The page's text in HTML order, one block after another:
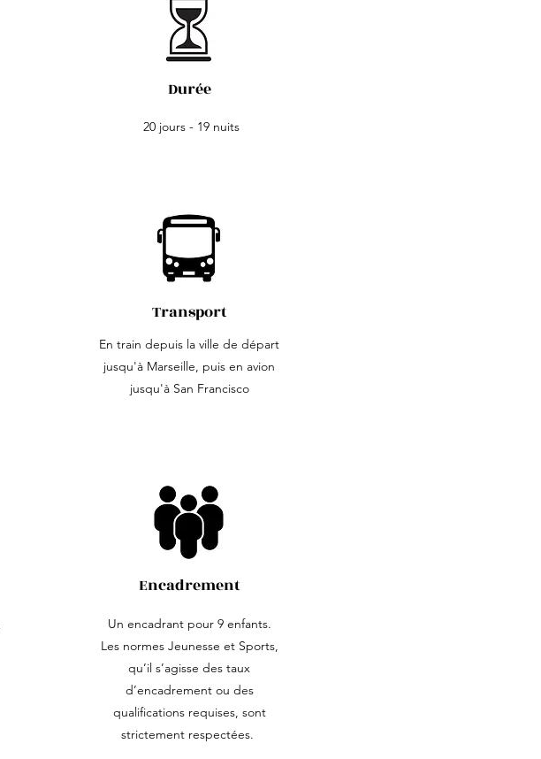
Durée
20 jours - 19 nuits
Transport
En train depuis la ville de départ
jusqu'à Marseille, puis en avion
jusqu'à San Francisco
Encadrement
Un encadrant pour 9 enfants.
Les normes Jeunesse et Sports,
qu’il s’agisse des taux
d’encadrement ou des
qualifications requises, sont
strictement respectées.